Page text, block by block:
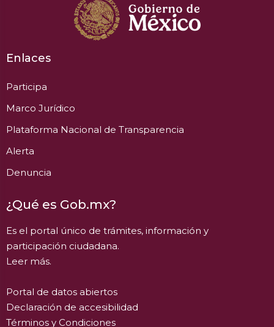
Enlaces
Participa
Marco Jurídico
Plataforma Nacional de Transparencia
Alerta
Denuncia
¿Qué es Gob.mx?
Es el portal único de trámites, información y
participación ciudadana.
Leer más.
Portal de datos abiertos
Declaración de accesibilidad
Términos y Condiciones